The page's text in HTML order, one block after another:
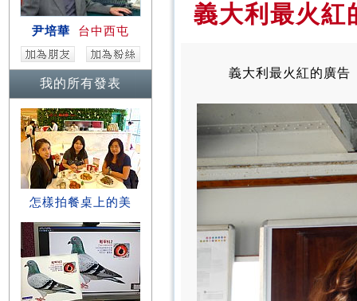
尹培華 台中西屯
我的所有發表
怎樣拍餐桌上的美
義大利最火紅
義大利最火紅的廣告